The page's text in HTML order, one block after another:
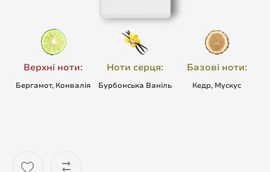
Верхні ноти:
Бергамот, Конвалія
Ноти серця:
Бурбонська Ваніль
Базові ноти:
Кедр, Мускус